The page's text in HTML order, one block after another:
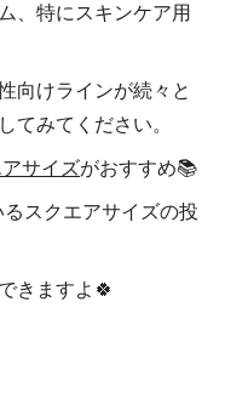
、特にスキンケア用
向けラインが続々と
みてください。
サイズがおすすめ📚
スクエアサイズの投
きますよ🍀